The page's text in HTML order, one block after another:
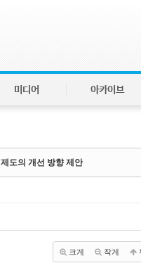
미디어 아카이브
도의 개선 방향 제안
크게 작게